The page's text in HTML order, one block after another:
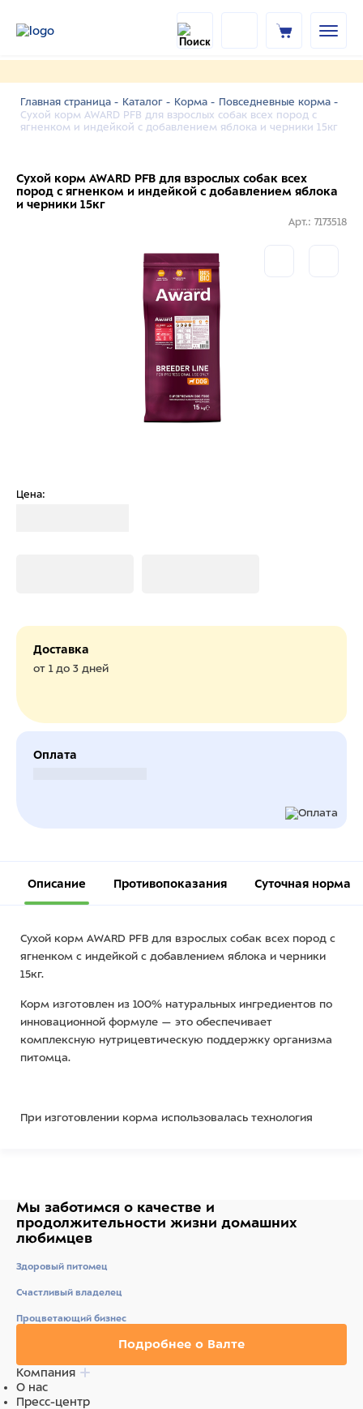
Главная страница - Каталог - Корма - Повседневные корма -
Сухой корм AWARD PFB для взрослых собак всех пород с
ягненком и индейкой с добавлением яблока и черники 15кг
Сухой корм AWARD PFB для взрослых собак всех
пород с ягненком и индейкой с добавлением яблока
и черники 15кг
Арт.: 7173518
Цена:
Доставка
от 1 до 3 дней
Оплата
Описание Противопоказания Суточная норма
Сухой корм AWARD PFB для взрослых собак всех пород с
ягненком с индейкой с добавлением яблока и черники
15кг.
Корм изготовлен из 100% натуральных ингредиентов по
инновационной формуле — это обеспечивает
комплексную нутрицевтическую поддержку организма
питомца.
При изготовлении корма использовалась технология
Корм обогащен полиненасыщенными жирными
кислотами, которые повышают качество шерсти и
естественный баланс кишечной микрофлоры и
способствуют оптимальному усвоению питательных
веществ.
Мы заботимся о качестве и
продолжительности жизни домашних
любимцев
Здоровый питомец
Счастливый владелец
Процветающий бизнес
Подробнее о Валте
Компания
О нас
Пресс-центр